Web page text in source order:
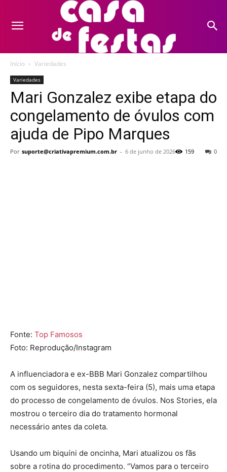
Início Variedades
Variedades
Mari Gonzalez exibe etapa do
congelamento de óvulos com
ajuda de Pipo Marques
Por suporte@criativapremium.com.br - 6 de junho de 2026 0
159
Fonte: Top Famosos
Foto: Reprodução/Instagram
A influenciadora e ex-BBB Mari Gonzalez compartilhou
com os seguidores, nesta sexta-feira (5), mais uma etapa
do processo de congelamento de óvulos. Nos Stories, ela
mostrou o terceiro dia do tratamento hormonal
necessário antes da coleta.
Usando um biquíni de oncinha, Mari atualizou os fãs
sobre a rotina do procedimento. “Vamos para o terceiro